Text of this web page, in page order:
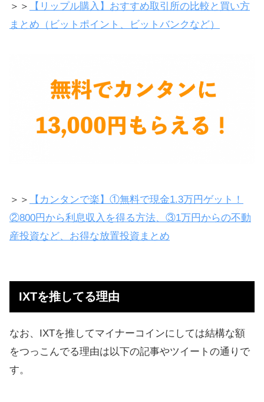
＞＞
【リップル購入】おすすめ取引所の比較と買い方
まとめ（ビットポイント、ビットバンクなど）
＞＞
【カンタンで楽】①無料で現金1.3万円ゲット！
②800円から利息収入を得る方法、③1万円からの不動
産投資など、お得な放置投資まとめ
IXTを推してる理由
なお、IXTを推してマイナーコインにしては結構な額
をつっこんでる理由は以下の記事やツイートの通りで
す。